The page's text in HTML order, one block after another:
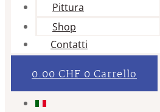
Pittura
Shop
Contatti
0.00CHF0Carrello